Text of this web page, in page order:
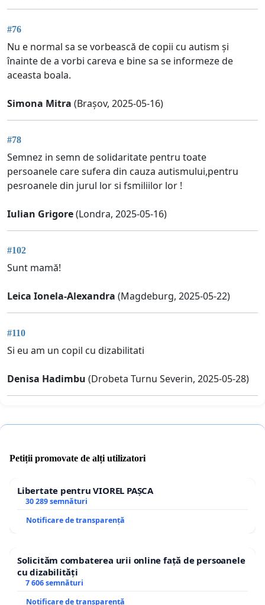
#76
Nu e normal sa se vorbească de copii cu autism și
înainte de a vorbi careva e bine sa se informeze de
aceasta boala.
Simona Mitra (Brașov, 2025-05-16)
#78
Semnez in semn de solidaritate pentru toate
persoanele care sufera din cauza autismului,pentru
pesroanele din jurul lor si fsmiliilor lor !
Iulian Grigore(Londra, 2025-05-16)
#102
Sunt mamă!
Leica Ionela-Alexandra (Magdeburg, 2025-05-22)
#110
Si eu am un copil cu dizabilitati
Denisa Hadimbu (Drobeta Turnu Severin, 2025-05-28)
Petiții promovate de alți utilizatori
Libertate pentru VIOREL PAȘCA
30 289 semnături
Notificare de transparență
Solicităm combaterea urii online față de persoanele
cu dizabilități
7 606 semnături
Notificare de transparență